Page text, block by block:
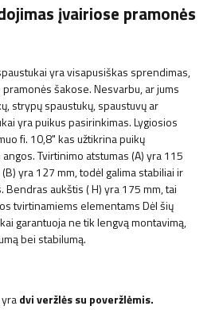
įvairiose pramonės
yra visapusiškas sprendimas,
šakose. Nesvarbu, ar jums
strypų spaustukų, spaustuvų ar
yra puikus pasirinkimas. Lygiosios
fi. 10,8" kas užtikrina puikų
Tvirtinimo atstumas (A) yra 115
yra 127 mm, todėl galima stabiliai ir
aukštis ( H) yra 175 mm, tai
tvirtinamiems elementams Dėl šių
garantuoja ne tik lengvą montavimą,
bei stabilumą.
dvi veržlės su poveržlėmis.